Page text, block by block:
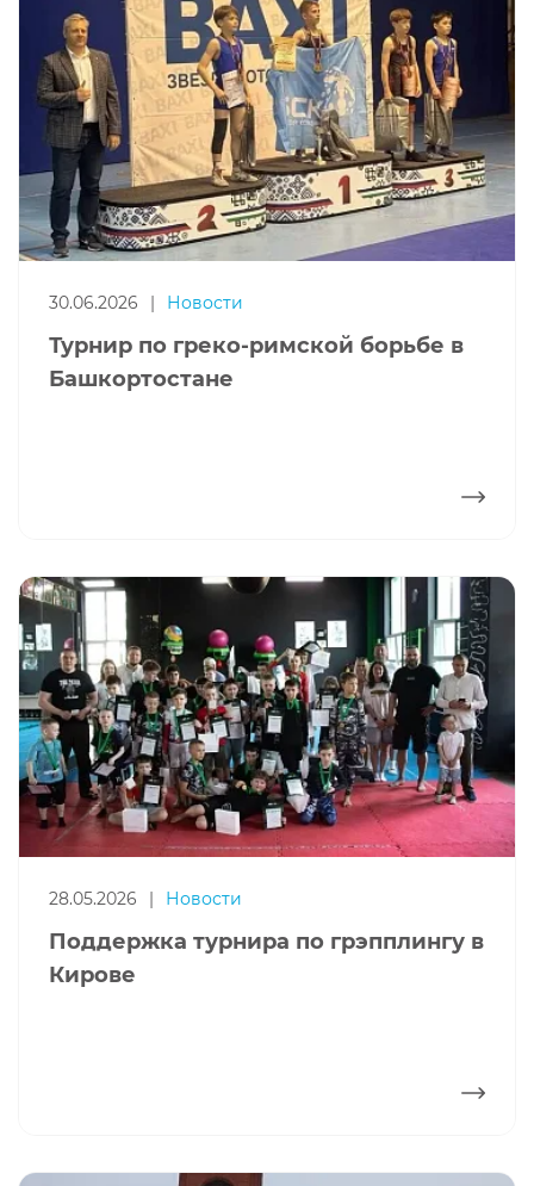
30.06.2026 Новости
Турнир по греко-римской борьбе в
Башкортостане
28.05.2026 | Новости
Поддержка турнира по грэпплингу в
Кирове